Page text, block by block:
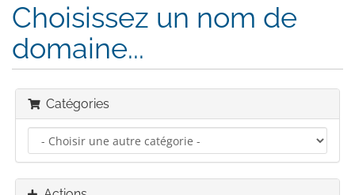
Choisissez un nom de
domaine...
Catégories